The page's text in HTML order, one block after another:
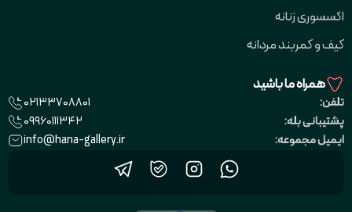
اکسسوری زنانه
کیف و کمربند مردانه
همراه ما باشید
تلفن:
02133708801
پشتیبانی بله:
09960111342
ایمیل مجموعه:
info@hana-gallery.ir